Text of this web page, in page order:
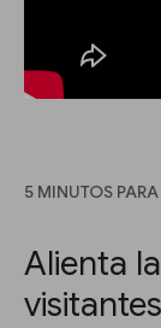
5 MINUTOS
Alienta